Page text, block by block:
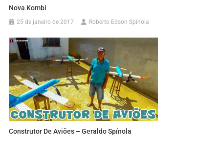
Nova Kombi
25 de janeiro de 2017 Roberto Edson Spínola
Construtor De Aviões – Geraldo Spínola